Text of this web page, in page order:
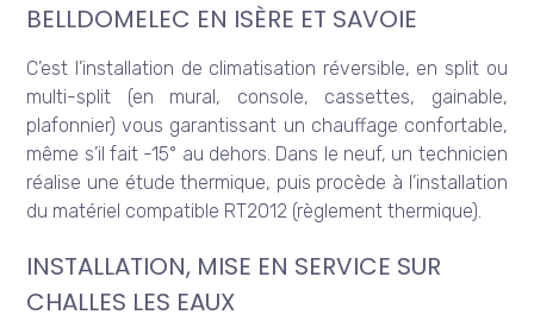
BELLDOMELEC EN ISÈRE ET SAVOIE
C’est l’installation de climatisation réversible, en split ou
multi-split (en mural, console, cassettes, gainable,
plafonnier) vous garantissant un chauffage confortable,
même s’il fait -15° au dehors. Dans le neuf, un technicien
réalise une étude thermique, puis procède à l’installation
du matériel compatible RT2012 (règlement thermique).
INSTALLATION, MISE EN SERVICE SUR
CHALLES LES EAUX